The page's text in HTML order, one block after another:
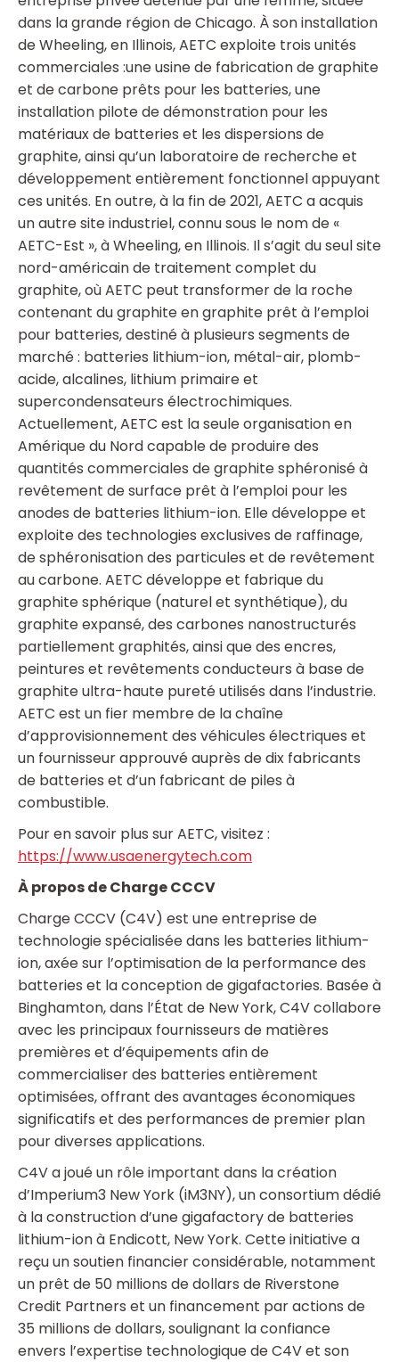
dans la grande région de Chicago. À son installation
de Wheeling, en Illinois, AETC exploite trois unités
commerciales :une usine de fabrication de graphite
et de carbone prêts pour les batteries, une
installation pilote de démonstration pour les
matériaux de batteries et les dispersions de
graphite, ainsi qu’un laboratoire de recherche et
développement entièrement fonctionnel appuyant
ces unités. En outre, à la fin de 2021, AETC a acquis
un autre site industriel, connu sous le nom de «
AETC-Est », à Wheeling, en Illinois. Il s’agit du seul site
nord-américain de traitement complet du
graphite, où AETC peut transformer de la roche
contenant du graphite en graphite prêt à l’emploi
pour batteries, destiné à plusieurs segments de
marché : batteries lithium-ion, métal-air, plomb-
acide, alcalines, lithium primaire et
supercondensateurs électrochimiques.
Actuellement, AETC est la seule organisation en
Amérique du Nord capable de produire des
quantités commerciales de graphite sphéronisé à
revêtement de surface prêt à l’emploi pour les
anodes de batteries lithium-ion. Elle développe et
exploite des technologies exclusives de raffinage,
de sphéronisation des particules et de revêtement
au carbone. AETC développe et fabrique du
graphite sphérique (naturel et synthétique), du
graphite expansé, des carbones nanostructurés
partiellement graphités, ainsi que des encres,
peintures et revêtements conducteurs à base de
graphite ultra-haute pureté utilisés dans l’industrie.
AETC est un fier membre de la chaîne
d’approvisionnement des véhicules électriques et
un fournisseur approuvé auprès de dix fabricants
de batteries et d’un fabricant de piles à
combustible.
Pour en savoir plus sur AETC, visitez :
https://www.usaenergytech.com
À propos de Charge CCCV
Charge CCCV (C4V) est une entreprise de
technologie spécialisée dans les batteries lithium-
ion, axée sur l’optimisation de la performance des
batteries et la conception de gigafactories. Basée à
Binghamton, dans l’État de New York, C4V collabore
avec les principaux fournisseurs de matières
premières et d’équipements afin de
commercialiser des batteries entièrement
optimisées, offrant des avantages économiques
significatifs et des performances de premier plan
pour diverses applications.
C4V a joué un rôle important dans la création
d’Imperium3 New York (iM3NY), un consortium dédié
à la construction d’une gigafactory de batteries
lithium-ion à Endicott, New York. Cette initiative a
reçu un soutien financier considérable, notamment
un prêt de 50 millions de dollars de Riverstone
Credit Partners et un financement par actions de
35 millions de dollars, soulignant la confiance
envers l’expertise technologique de C4V et son